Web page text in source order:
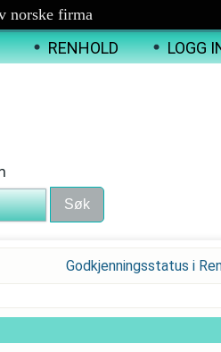
norske firma
RENHOLD LOGG
Godkjenningsstatus i